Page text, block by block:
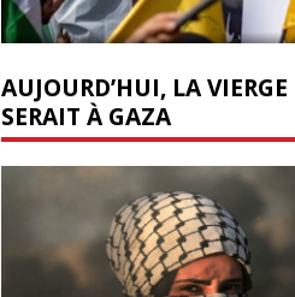
AUJOURD’HUI, LA VIERGE
SERAIT À GAZA